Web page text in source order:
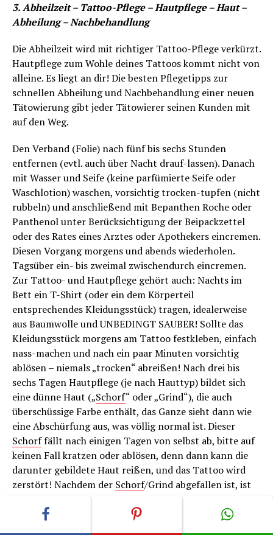
3. Abheilzeit – Tattoo-Pflege – Hautpflege – Haut –
Abheilung – Nachbehandlung
Die Abheilzeit wird mit richtiger Tattoo-Pflege verkürzt.
Hautpflege zum Wohle deines Tattoos kommt nicht von
alleine. Es liegt an dir! Die besten Pflegetipps zur
schnellen Abheilung und Nachbehandlung einer neuen
Tätowierung gibt jeder Tätowierer seinen Kunden mit
auf den Weg.
Den Verband (Folie) nach fünf bis sechs Stunden
entfernen (evtl. auch über Nacht drauf-lassen). Danach
mit Wasser und Seife (keine parfümierte Seife oder
Waschlotion) waschen, vorsichtig trocken-tupfen (nicht
rubbeln) und anschließend mit Bepanthen Roche oder
Panthenol unter Berücksichtigung der Beipackzettel
oder des Rates eines Arztes oder Apothekers eincremen.
Diesen Vorgang morgens und abends wiederholen.
Tagsüber ein- bis zweimal zwischendurch eincremen.
Zur Tattoo- und Hautpflege gehört auch: Nachts im
Bett ein T-Shirt (oder ein dem Körperteil
entsprechendes Kleidungsstück) tragen, idealerweise
aus Baumwolle und UNBEDINGT SAUBER! Sollte das
Kleidungsstück morgens am Tattoo festkleben, einfach
nass-machen und nach ein paar Minuten vorsichtig
ablösen – niemals „trocken“ abreißen! Nach drei bis
sechs Tagen Hautpflege (je nach Hauttyp) bildet sich
eine dünne Haut („Schorf“ oder „Grind“), die auch
überschüssige Farbe enthält, das Ganze sieht dann wie
eine Abschürfung aus, was völlig normal ist. Dieser
Schorffällt nach einigen Tagen von selbst ab, bitte auf
keinen Fall kratzen oder ablösen, denn dann kann die
darunter gebildete Haut reißen, und das Tattoo wird
zerstört! Nachdem der Schorf/Grind abgefallen ist, ist
das Tattoo „fertig“ und verheilt. Es muss dann nicht
mehr ständig abgewaschen werden, gelegentliches